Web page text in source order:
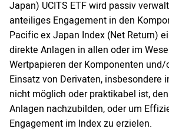
Japan) UCITS ETF wird passiv
anteiliges Engagement in den
Pacific ex Japan Index (Net Return)
direkte Anlagen in allen oder im
Wertpapieren der Komponenten und/
Einsatz von Derivaten, insbesondere
nicht möglich oder praktikabel ist,
Anlagen nachzubilden, oder um
Engagement im Index zu erzielen.